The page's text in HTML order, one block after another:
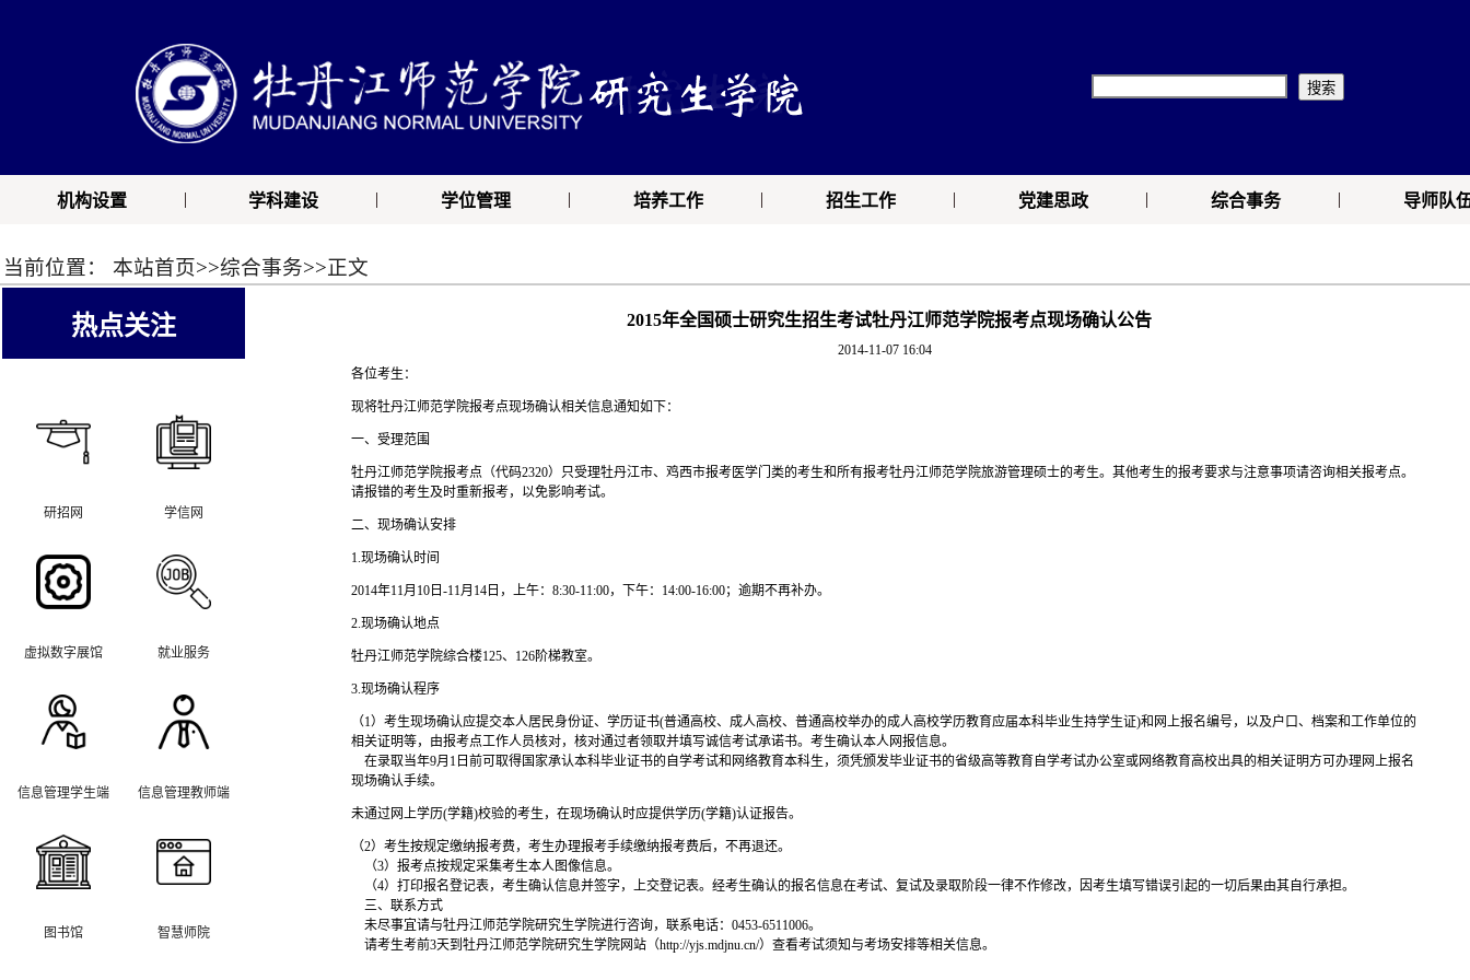
机构设置 | 学科建设 | 学位管理 | 培养工作 | 招生工作 | 党建思政 | 综合事务 | 导师队
当前位置： 本站首页>>综合事务>>正文
热点关注
研招网 学信网
虚拟数字展馆 就业服务
信息管理学生端 信息管理教师端
图书馆 智慧师院
2015年全国硕士研究生招生考试牡丹江师范学院报考点现场确认公告
2014-11-07 16:04
各位考生：
现将牡丹江师范学院报考点现场确认相关信息通知如下：
一、受理范围
牡丹江师范学院报考点（代码2320）只受理牡丹江市、鸡西市报考医学门类的考生和所有报考牡丹江师范学院旅游管理硕士的考生。其他考生的报考要求与注意事项请咨询相关报考点。
请报错的考生及时重新报考，以免影响考试。
二、现场确认安排
1.现场确认时间
2014年11月10日-11月14日，上午：8:30-11:00，下午：14:00-16:00；逾期不再补办。
2.现场确认地点
牡丹江师范学院综合楼125、126阶梯教室。
3.现场确认程序
（1）考生现场确认应提交本人居民身份证、学历证书(普通高校、成人高校、普通高校举办的成人高校学历教育应届本科毕业生持学生证)和网上报名编号，以及户口、档案和工作单位的
相关证明等，由报考点工作人员核对，核对通过者领取并填写诚信考试承诺书。考生确认本人网报信息。
在录取当年9月1日前可取得国家承认本科毕业证书的自学考试和网络教育本科生，须凭颁发毕业证书的省级高等教育自学考试办公室或网络教育高校出具的相关证明方可办理网上报名
现场确认手续。
未通过网上学历(学籍)校验的考生，在现场确认时应提供学历(学籍)认证报告。
（2）考生按规定缴纳报考费，考生办理报考手续缴纳报考费后，不再退还。
（3）报考点按规定采集考生本人图像信息。
（4）打印报名登记表，考生确认信息并签字，上交登记表。经考生确认的报名信息在考试、复试及录取阶段一律不作修改，因考生填写错误引起的一切后果由其自行承担。
三、联系方式
未尽事宜请与牡丹江师范学院研究生学院进行咨询，联系电话：0453-6511006。
请考生考前3天到牡丹江师范学院研究生学院网站（http://yjs.mdjnu.cn/）查看考试须知与考场安排等相关信息。